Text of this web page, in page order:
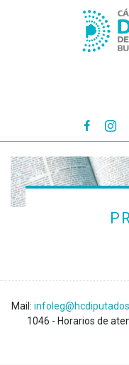

Mail:
1046 - Horarios de